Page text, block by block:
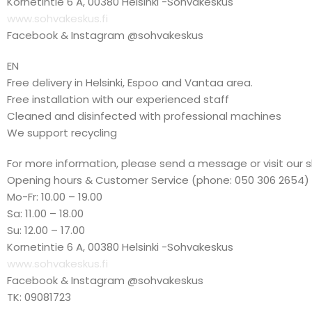
www.sohvakeskus.fi
Facebook & Instagram @sohvakeskus
EN
Free delivery in Helsinki, Espoo and Vantaa area.
Free installation with our experienced staff
Cleaned and disinfected with professional machines
We support recycling
For more information, please send a message or visit our
Opening hours & Customer Service (phone: 050 306 2654)
Mo-Fr: 10.00 – 19.00
Sa: 11.00 – 18.00
Su: 12.00 – 17.00
Kornetintie 6 A, 00380 Helsinki -Sohvakeskus
www.sohvakeskus.fi
Facebook & Instagram @sohvakeskus
TK: 09081723